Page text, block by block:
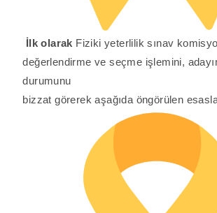
İlk olarak Fiziki yeterlilik sınav
değerlendirme ve seçme işlemini,
durumunu
bizzat görerek aşağıda öngörülen